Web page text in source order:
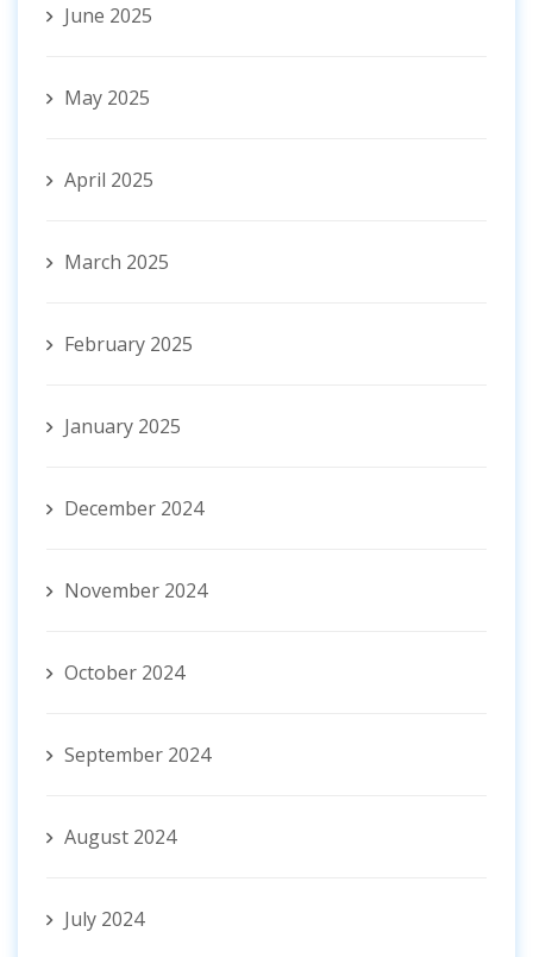
June 2025
May 2025
April 2025
March 2025
February 2025
January 2025
December 2024
November 2024
October 2024
September 2024
August 2024
July 2024